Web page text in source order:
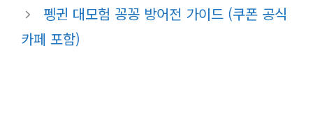
펭귄 대모험 꽁꽁 방어전 가이드 (쿠폰 공식
카페 포함)